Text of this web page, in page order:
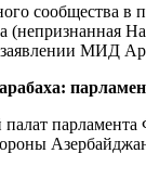
в
заявлении МИД
парламента